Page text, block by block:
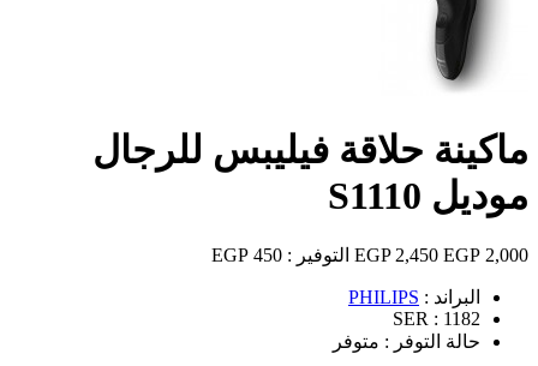
ماكينة حلاقة فيليبس للرجال
موديل S1110
2,000 EGP
2,450 EGP التوفير : 450 EGP
البراند : PHILIPS
SER : 1182
حالة التوفر : متوفر